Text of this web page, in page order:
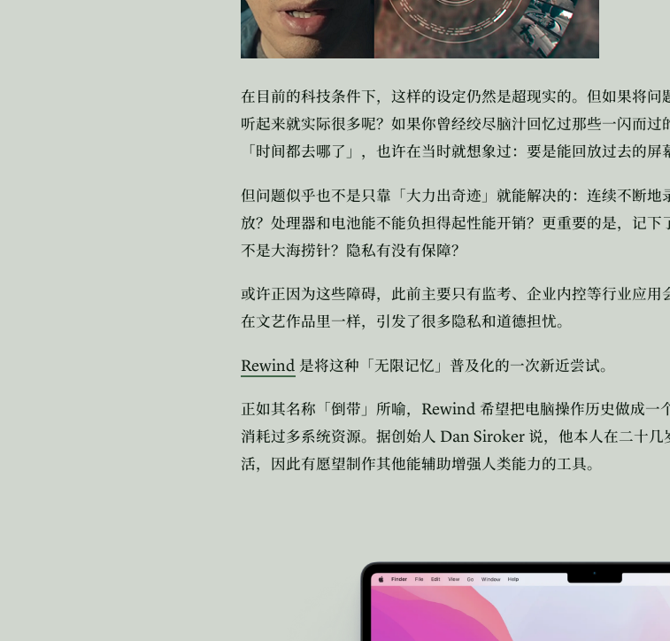
在目前的科技条件下，这样的设定仍然是超现实的。但如果将
听起来就实际很多呢？如果你曾经绞尽脑汁回忆过那些一闪而
「时间都去哪了」，也许在当时就想象过：要是能回放过去的屏
但问题似乎也不是只靠「大力出奇迹」就能解决的：连续不断
放？处理器和电池能不能负担得起性能开销？更重要的是，记
不是大海捞针？隐私有没有保障？
或许正因为这些障碍，此前主要只有监考、企业内控等行业应
在文艺作品里一样，引发了很多隐私和道德担忧。
Rewind 是将这种「无限记忆」普及化的一次新近尝试。
正如其名称「倒带」所喻， Rewind 希望把电脑操作历史做成一
消耗过多系统资源。据创始人 Dan Siroker说，他本人在二十几
活，因此有愿望制作其他能辅助增强人类能力的工具。